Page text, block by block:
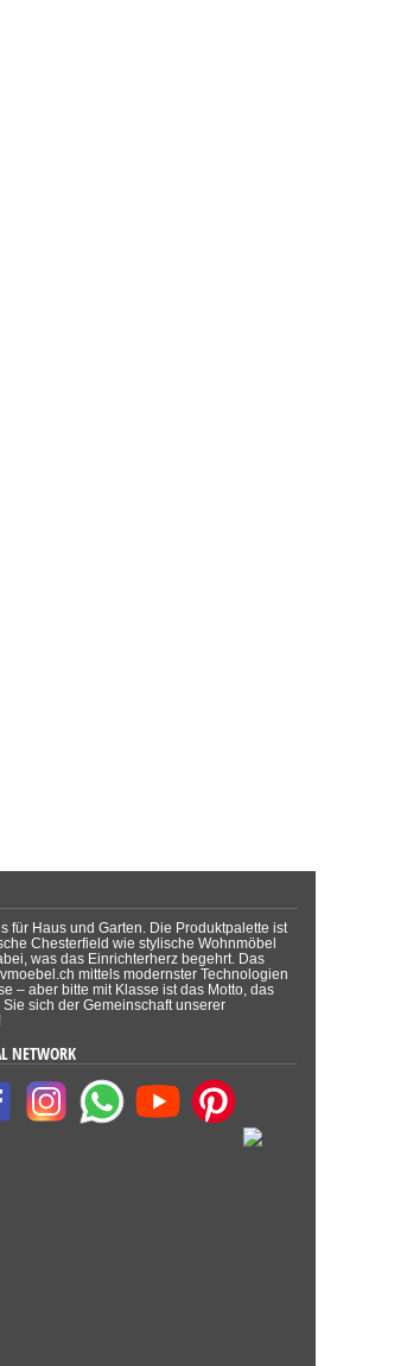
für Haus und Garten. Die Produktpalette ist
Chesterfield wie stylische Wohnmöbel
was das Einrichterherz begehrt. Das
mittels modernster Technologien
– aber bitte mit Klasse ist das Motto, das
sich der Gemeinschaft unserer
NETWORK